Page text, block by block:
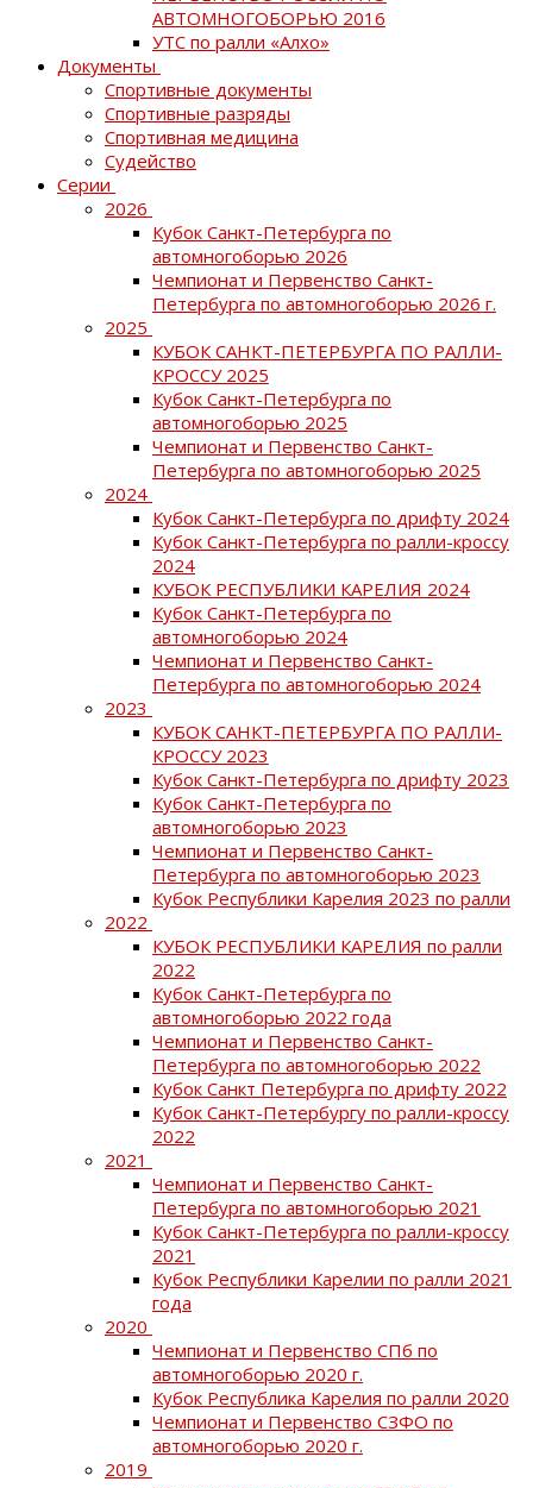
АВТОМНОГОБОРЬЮ 2016
УТС по ралли «Алхо»
Документы
Спортивные документы
Спортивные разряды
Спортивная медицина
Судейство
Серии
2026
Кубок Санкт-Петербурга по
автомногоборью 2026
Чемпионат и Первенство Санкт-
Петербурга по автомногоборью 2026 г.
2025
КУБОК САНКТ-ПЕТЕРБУРГА ПО РАЛЛИ-
КРОССУ 2025
Кубок Санкт-Петербурга по
автомногоборью 2025
Чемпионат и Первенство Санкт-
Петербурга по автомногоборью 2025
2024
Кубок Санкт-Петербурга по дрифту 2024
Кубок Санкт-Петербурга по ралли-кроссу
2024
КУБОК РЕСПУБЛИКИ КАРЕЛИЯ 2024
Кубок Санкт-Петербурга по
автомногоборью 2024
Чемпионат и Первенство Санкт-
Петербурга по автомногоборью 2024
2023
КУБОК САНКТ-ПЕТЕРБУРГА ПО РАЛЛИ-
КРОССУ 2023
Кубок Санкт-Петербурга по дрифту 2023
Кубок Санкт-Петербурга по
автомногоборью 2023
Чемпионат и Первенство Санкт-
Петербурга по автомногоборью 2023
Кубок Республики Карелия 2023 по ралли
2022
КУБОК РЕСПУБЛИКИ КАРЕЛИЯ по ралли
2022
Кубок Санкт-Петербурга по
автомногоборью 2022 года
Чемпионат и Первенство Санкт-
Петербурга по автомногоборью 2022
Кубок Санкт Петербурга по дрифту 2022
Кубок Санкт-Петербургу по ралли-кроссу
2022
2021
Чемпионат и Первенство Санкт-
Петербурга по автомногоборью 2021
Кубок Санкт-Петербурга по ралли-кроссу
2021
Кубок Республики Карелии по ралли 2021
года
2020
Чемпионат и Первенство СПб по
автомногоборью 2020 г.
Кубок Республика Карелия по ралли 2020
Чемпионат и Первенство СЗФО по
автомногоборью 2020 г.
2019